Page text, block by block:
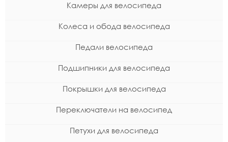
Камеры для велосипеда
Колеса и обода велосипеда
Педали велосипеда
Подшипники для велосипеда
Покрышки для велосипеда
Переключатели на велосипед
Петухи для велосипеда